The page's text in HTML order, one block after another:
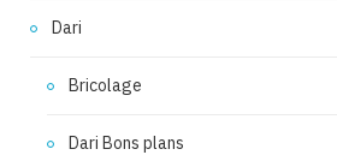
Dari
Bricolage
Dari Bons plans